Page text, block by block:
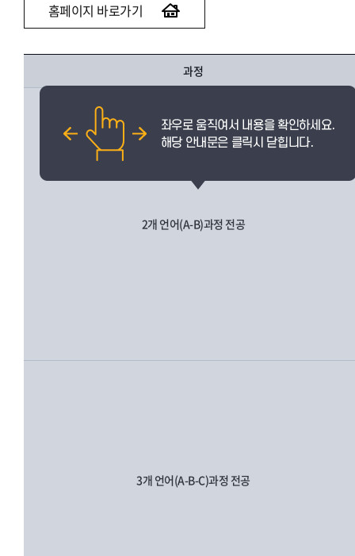
홈페이지 바로가기
과정
2개 언어(A-B)과정 전공
3개 언어(A-B-C)과정 전공